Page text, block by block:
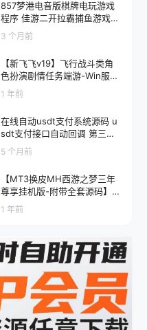
857梦港电音版棋牌电玩游戏
程序 佳游二开拉霸捕鱼游戏源
3 个月前
【新飞飞v19】飞行战斗类角
色扮演剧情任务端游-Win服务
端源码视频架设教程-GM工
具-详细外网教程-完整PC客户
1 年前
在线自动usdt支付系统源码 u
sdt支付接口自动回调 第三方
支付平台源码
5 个月前
【MT3换皮MH西游之梦三年
尊享挂机版-附带全套源码】Q
萌卡通剧情人物回合动作手游-
Linux服务端源码视频架设教
后台-安卓苹果IOS双端版本
1 年前